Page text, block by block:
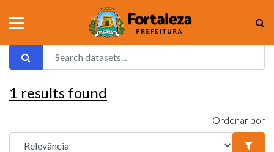
1 results found
Ordenar por